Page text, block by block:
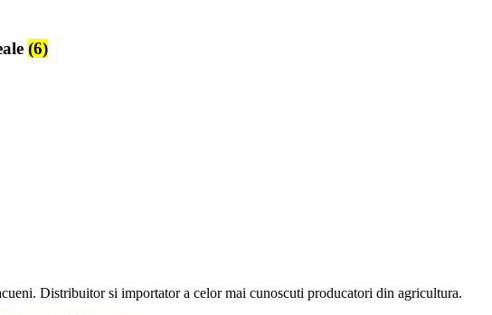
(6)
Distribuitor si importator a celor mai cunoscuti producatori din agricultura.